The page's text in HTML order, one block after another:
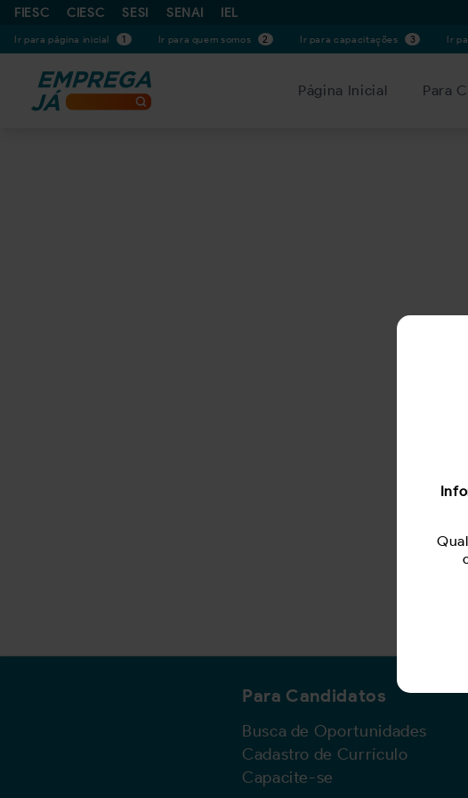
FIESC CIESC SESI SENAI IEL
Ir para página inicial 1 Ir para quem somos 2 Ir para capacitações 3 Ir
Página Inicial Para
Para Candidatos
Busca de Oportunidades
Cadastro de Currículo
Capacite-se